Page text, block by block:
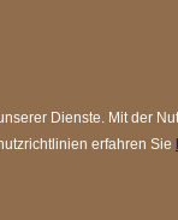
Dienste. Mit der
erfahren Sie